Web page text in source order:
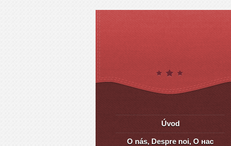
Úvod
O nás, Despre noi, О нас